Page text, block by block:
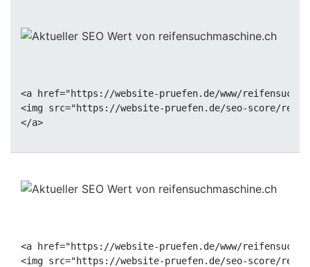
<a href="https://website-pruefen.de/www/
<img src="https://website-pruefen.de/seo-score/
<a href="https://website-pruefen.de/www/
<img src="https://website-pruefen.de/seo-score/